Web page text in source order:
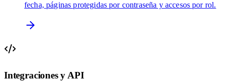
fecha, páginas protegidas por contraseña y accesos por rol.
Integraciones y API